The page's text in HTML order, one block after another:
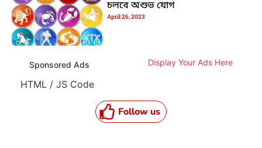
চলবে অশুভ যোগ
April 26, 2023
Sponsored Ads Display Your Ads Here
HTML / JS Code
Follow us